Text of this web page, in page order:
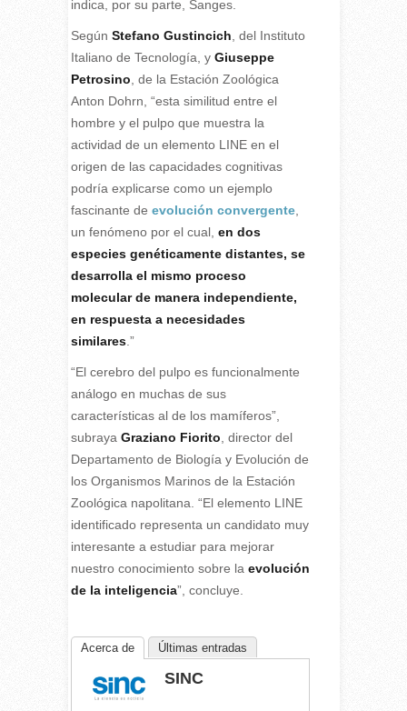
indica, por su parte, Sanges.
Según Stefano Gustincich, del Instituto
Italiano de Tecnología, y Giuseppe
Petrosino, de la Estación Zoológica
Anton Dohrn, “esta similitud entre el
hombre y el pulpo que muestra la
actividad de un elemento LINE en el
origen de las capacidades cognitivas
podría explicarse como un ejemplo
fascinante de evolución convergente,
un fenómeno por el cual, en dos
especies genéticamente distantes, se
desarrolla el mismo proceso
molecular de manera independiente,
en respuesta a necesidades
similares.”
“El cerebro del pulpo es funcionalmente
análogo en muchas de sus
características al de los mamíferos”,
subraya Graziano Fiorito, director del
Departamento de Biología y Evolución de
los Organismos Marinos de la Estación
Zoológica napolitana. “El elemento LINE
identificado representa un candidato muy
interesante a estudiar para mejorar
nuestro conocimiento sobre la evolución
de la inteligencia”, concluye.
Acerca de Últimas entradas
SINC